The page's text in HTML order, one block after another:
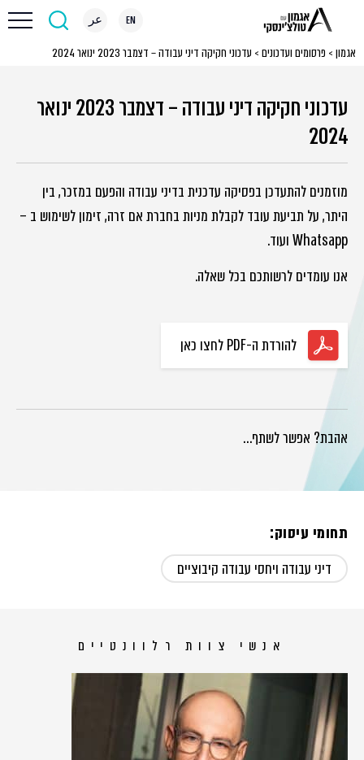
EN عر
אגמון > פרסומים ועדכונים > עדכוני חקיקה דיני עבודה – דצמבר 2023 ינואר 2024
עדכוני חקיקה דיני עבודה – דצמבר 2023 ינואר
2024
מוזמנים להתעדכן בפסיקה עדכנית בדיני עבודה והפעם במזכר, בין
היתר, על תביעת עובד לקבלת מניות בחברת אם זרה, זימון לשימוש ב –
Whatsapp ועוד.
אנו עומדים לרשותכם בכל שאלה.
להורדת ה-PDF לחצו כאן
אהבת? אפשר לשתף…
תחומי עיסוק:
דיני עבודה ויחסי עבודה קיבוציים
אנשי צוות רלוונטיים